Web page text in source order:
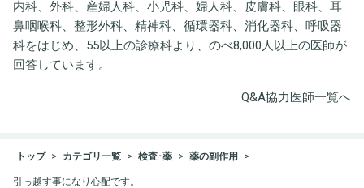
内科、外科、産婦人科、小児科、婦人科、皮膚科、眼科、耳
鼻咽喉科、整形外科、精神科、循環器科、消化器科、呼吸器
科をはじめ、55以上の診療科より、のべ8,000人以上の医師が
回答しています。
Q&A協力医師一覧へ
トップ カテゴリ一覧 検査･薬 薬の副作用
引っ越す事になり心配です。